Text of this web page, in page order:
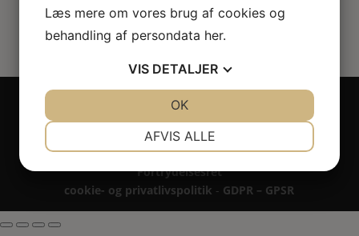
Copyright 2024 - All rights reserved RoseLines
Miniature ® på design, brandnavn, logo, tekst og
billedemateriale.
Betaling - Levering - Garanti & reklamation -
Fortrydelsesret
cookie- og privatlivspolitik - GDPR – GPSR
Læs mere om vores brug af cookies og
behandling af persondata her.
VIS DETALJER
MARKETING STATISTIK
AFVIS ALLE
OK